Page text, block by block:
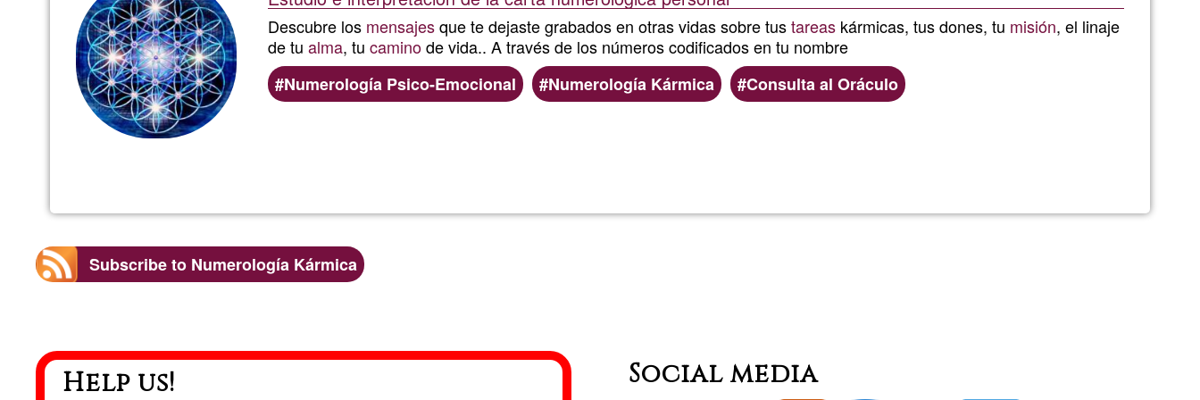
Descubre los mensajesque te dejaste grabados en otras vidas sobre tustareas kármicas, tus dones, tu misión, el linaje
de tu alma, tu caminode vida.. A través de los números codificados en tu nombre
Numerología Psico-Emocional
Numerología Kármica Consulta al Oráculo
Ğ1
Subscribe to Numerología Kármica
Help us! Social media